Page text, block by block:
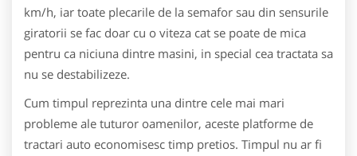
km/h, iar toate plecarile de la semafor sau din sensurile
giratorii se fac doar cu o viteza cat se poate de mica
pentru ca niciuna dintre masini, in special cea tractata sa
nu se destabilizeze.
Cum timpul reprezinta una dintre cele mai mari
probleme ale tuturor oamenilor, aceste platforme de
tractari auto economisesc timp pretios. Timpul nu ar fi